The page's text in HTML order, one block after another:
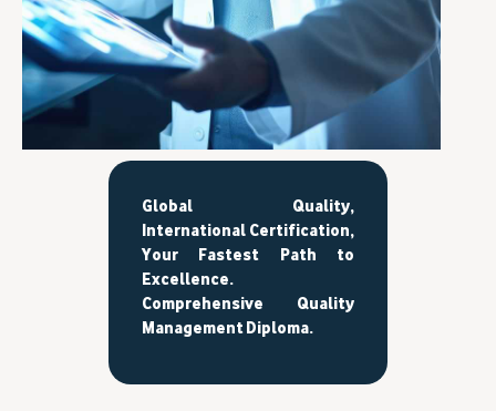
Global Quality,
International Certification,
Your Fastest Path to
Excellence.
Comprehensive Quality
Management Diploma.